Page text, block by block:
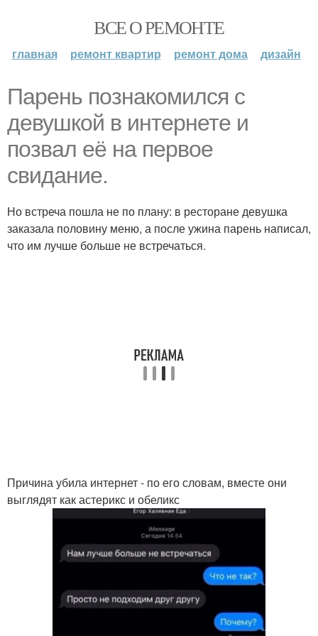
ВСЕ О РЕМОНТЕ
главная ремонт квартир ремонт дома дизайн
Пaрень познакомился с
девушкой в интернете и
позвал её на первое
свидание.
Но встреча пошла не по плану: в ресторане девушка
заказала половину меню, а после ужина парень написал,
что им лучше больше не встречаться.
Причина убила интернет - по его словам, вместе они
выглядят как астерикс и обеликс